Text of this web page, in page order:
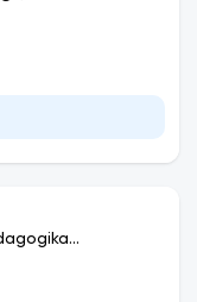
dars
mavjud.
rivojlangan
olib boriladi.